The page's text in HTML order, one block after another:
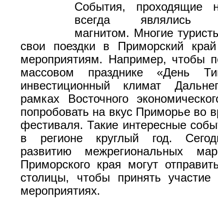
События, проходящие
всегда являлись
магнитом. Многие
свои поездки в Приморский
мероприятиям. Например, чтобы
массовом празднике «День
инвестиционный климат
рамках Восточного
попробовать на вкус Приморье во
фестиваля. Такие интересные
в регионе круглый год.
развитию межрегиональных
Приморского края могут
столицы, чтобы принять
мероприятиях.